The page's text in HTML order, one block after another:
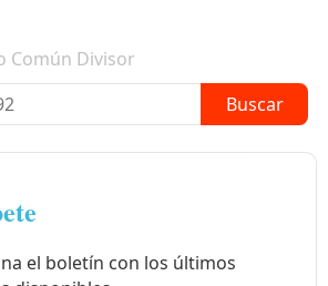
Común Divisor
Buscar
el boletín con los últimos